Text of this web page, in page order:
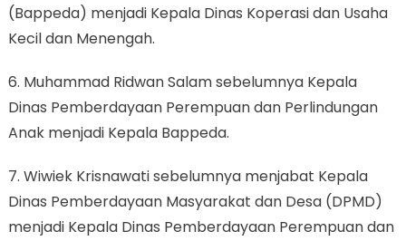
(Bappeda) menjadi Kepala Dinas Koperasi dan Usaha
Kecil dan Menengah.
6. Muhammad Ridwan Salam sebelumnya Kepala
Dinas Pemberdayaan Perempuan dan Perlindungan
Anak menjadi Kepala Bappeda.
7. Wiwiek Krisnawati sebelumnya menjabat Kepala
Dinas Pemberdayaan Masyarakat dan Desa (DPMD)
menjadi Kepala Dinas Pemberdayaan Perempuan dan